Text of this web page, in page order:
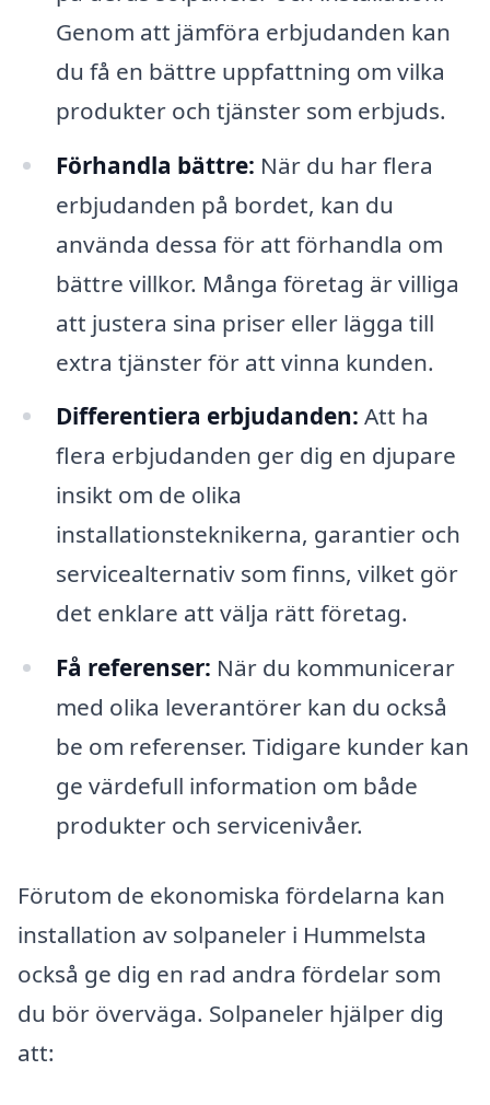
Genom att jämföra erbjudanden kan
du få en bättre uppfattning om vilka
produkter och tjänster som erbjuds.
Förhandla bättre: När du har flera
erbjudanden på bordet, kan du
använda dessa för att förhandla om
bättre villkor. Många företag är villiga
att justera sina priser eller lägga till
extra tjänster för att vinna kunden.
Differentiera erbjudanden: Att ha
flera erbjudanden ger dig en djupare
insikt om de olika
installationsteknikerna, garantier och
servicealternativ som finns, vilket gör
det enklare att välja rätt företag.
Få referenser: När du kommunicerar
med olika leverantörer kan du också
be om referenser. Tidigare kunder kan
ge värdefull information om både
produkter och servicenivåer.
Förutom de ekonomiska fördelarna kan
installation av solpaneler i Hummelsta
också ge dig en rad andra fördelar som
du bör överväga. Solpaneler hjälper dig
att: